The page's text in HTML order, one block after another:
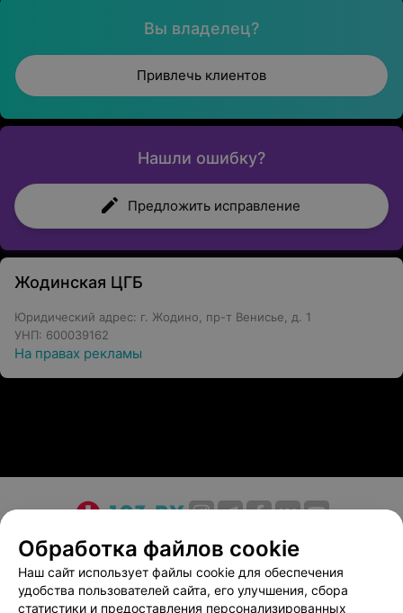
Вы владелец?
Привлечь клиентов
Нашли ошибку?
Предложить исправление
Жодинская ЦГБ
Юридический адрес: г. Жодино, пр-т Венисье, д. 1
УНП: 600039162
На правах рекламы
О проекте Новости проекта
Размещение рекламы
Медицинский маркетинг
Публичный договор
Пользовательское соглашение
Способы оплаты
Обработка файлов cookie
Наш сайт использует файлы cookie для обеспечения
удобства пользователей сайта, его улучшения, сбора
статистики и предоставления персонализированных